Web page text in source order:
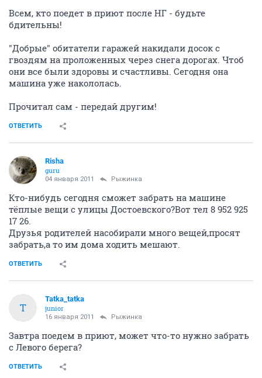
Всем, кто поедет в приют после НГ - будьте
бдительны!
"Добрые" обитатели гаражей накидали досок с
гвоздям на проложенных через снега дорогах. Чтоб
они все были здоровы и счастливы. Сегодня она
машина уже накололась.
Прочитал сам - передай другим!
ОТВЕТИТЬ
Risha
guru
04 января 2011 Рыжинка
Кто-нибудь сегодня сможет забрать на машине
тёплые вещи с улицы Достоевского?Вот тел 8 952 925
17 26.
Друзья родителей насобирали много вещей,просят
забрать,а то им дома ходить мешают.
ОТВЕТИТЬ
T
Tatka_tatka
junior
16 января 2011 Рыжинка
Завтра поедем в приют, может что-то нужно забрать
с Левого берега?
ОТВЕТИТЬ